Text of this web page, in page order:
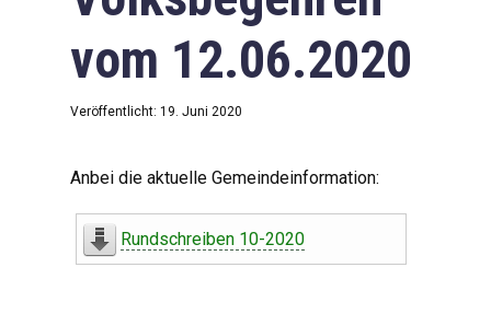
vom 12.06.2020
Veröffentlicht: 19. Juni 2020
Anbei die aktuelle Gemeindeinformation:
Rundschreiben 10-2020